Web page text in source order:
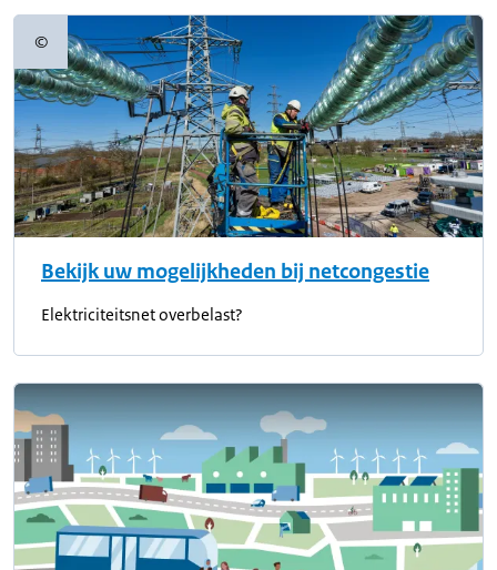
©Copyrightinformatie
Bekijk uw mogelijkheden bij netcongestie
Elektriciteitsnet overbelast?